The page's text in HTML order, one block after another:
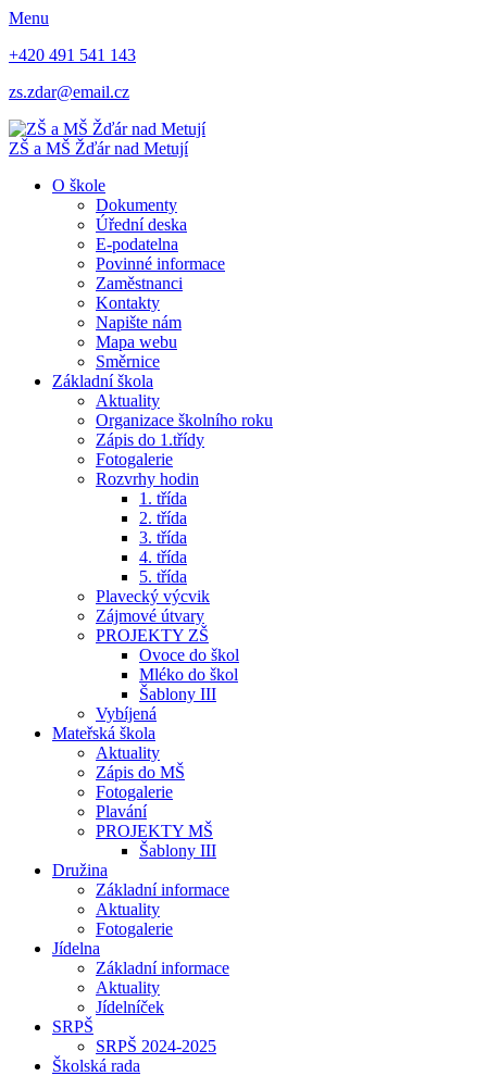
Menu
+420 491 541 143
zs.zdar@email.cz
ZŠ a MŠ Žďár nad Metují
O škole
Dokumenty
Úřední deska
E-podatelna
Povinné informace
Zaměstnanci
Kontakty
Napište nám
Mapa webu
Směrnice
Základní škola
Aktuality
Organizace školního roku
Zápis do 1.třídy
Fotogalerie
Rozvrhy hodin
1. třída
2. třída
3. třída
4. třída
5. třída
Plavecký výcvik
Zájmové útvary
PROJEKTY ZŠ
Ovoce do škol
Mléko do škol
Šablony III
Vybíjená
Mateřská škola
Aktuality
Zápis do MŠ
Fotogalerie
Plavání
PROJEKTY MŠ
Šablony III
Družina
Základní informace
Aktuality
Fotogalerie
Jídelna
Základní informace
Aktuality
Jídelníček
SRPŠ
SRPŠ 2024-2025
Školská rada